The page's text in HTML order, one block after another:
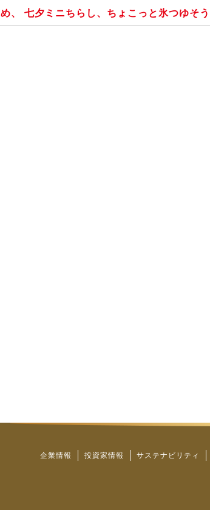
め、 七夕ミニちらし、ちょこっと氷つゆそ
企業情報 投資家情報 サステナビリティ